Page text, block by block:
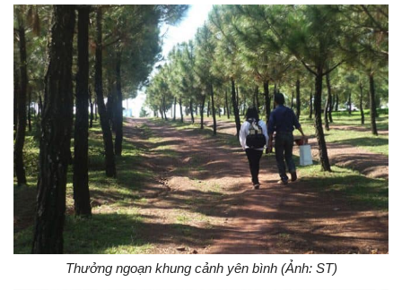
Thưởng ngoạn khung cảnh yên bình (Ảnh: ST)